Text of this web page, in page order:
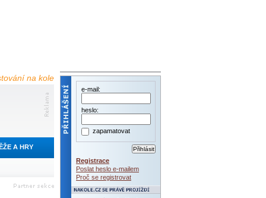
na kole
A HRY
e-mail:
heslo:
zapamatovat
Registrace
Poslat heslo e-mailem
Proč se registrovat